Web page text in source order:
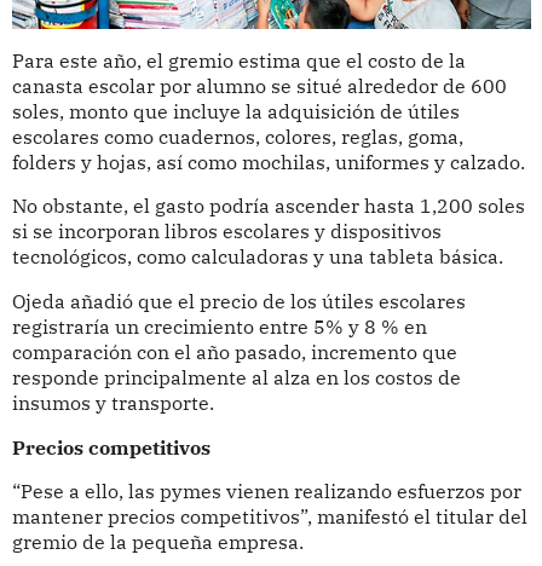
Para este año, el gremio estima que el costo de la
canasta escolar por alumno se situé alrededor de 600
soles, monto que incluye la adquisición de útiles
escolares como cuadernos, colores, reglas, goma,
folders y hojas, así como mochilas, uniformes y calzado.
No obstante, el gasto podría ascender hasta 1,200 soles
si se incorporan libros escolares y dispositivos
tecnológicos, como calculadoras y una tableta básica.
Ojeda añadió que el precio de los útiles escolares
registraría un crecimiento entre 5% y 8 % en
comparación con el año pasado, incremento que
responde principalmente al alza en los costos de
insumos y transporte.
Precios competitivos
“Pese a ello, las pymes vienen realizando esfuerzos por
mantener precios competitivos”, manifestó el titular del
gremio de la pequeña empresa.